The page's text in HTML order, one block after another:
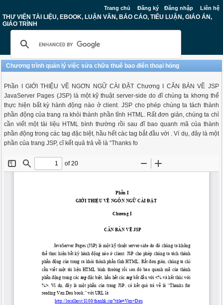
Trang chủ Đăng ký Đăng nhập Liên hệ
THƯ VIỆN TÀI LIỆU, EBOOK, LUẬN VĂN, BÁO CÁO, TIỂU LUẬN, GIÁO ÁN,
GIÁO TRÌNH
Chương trình quản lý việc sửa chữa thuê bao điên thoại hỏng
Phần I GIỚI THIỆU VỀ NGƠN NGỮ CÀI ĐẶT Chương I CĂN BẢN VỀ JSP
JavaServer Pages (JSP) là một kỹ thuật server-side do đĩ chúng ta khơng thể
thực hiện bất kỳ hành động nào ở client. JSP cho phép chúng ta tách thành
phần động của trang ra khỏi thành phần tĩnh HTML. Rất đơn giản, chúng ta chỉ
cần viết một tài liệu HTML bình thường rồi sau đĩ bao quanh mã của thành
phần động trong các tag đặc biệt, hầu hết các tag bắt đầu với . Ví dụ, đây là một
phần của trang JSP, cĩ kết quả trả về là “Thanks fo